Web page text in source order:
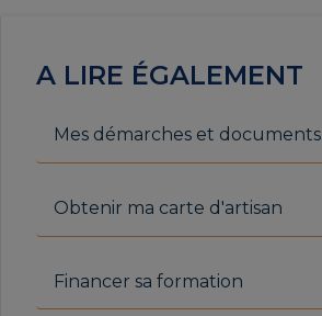
A LIRE ÉGALEMENT
Mes démarches et documents
Obtenir ma carte d'artisan
Financer sa formation